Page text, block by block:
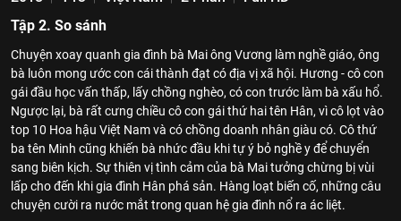
Tập 2. So sánh
Chuyện xoay quanh gia đình bà Mai ông Vương làm nghề giáo, ông
bà luôn mong ước con cái thành đạt có địa vị xã hội. Hương - cô con
gái đầu học vấn thấp, lấy chồng nghèo, có con trước làm bà xấu hổ.
Ngược lại, bà rất cưng chiều cô con gái thứ hai tên Hân, vì cô lọt vào
top 10 Hoa hậu Việt Nam và có chồng doanh nhân giàu có. Cô thứ
ba tên Minh cũng khiến bà nhức đầu khi tự ý bỏ nghề y để chuyển
sang biên kịch. Sự thiên vị tình cảm của bà Mai tưởng chừng bị vùi
lấp cho đến khi gia đình Hân phá sản. Hàng loạt biến cố, những câu
chuyện cười ra nước mắt trong quan hệ gia đình nổ ra ác liệt.